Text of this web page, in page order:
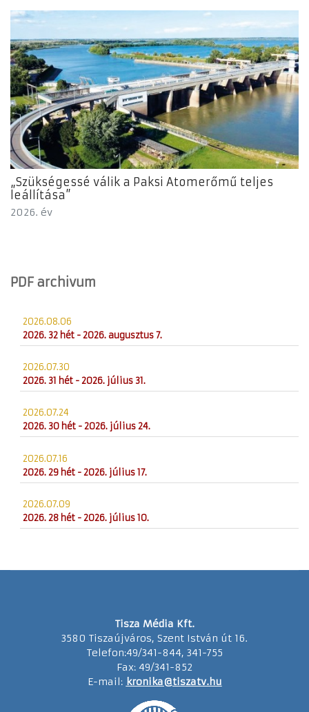
„Szükségessé válik a Paksi Atomerőmű teljes
leállítása”
2026. év
PDF archivum
2026.08.06
2026. 32 hét - 2026. augusztus 7.
2026.07.30
2026. 31 hét - 2026. július 31.
2026.07.24
2026. 30 hét - 2026. július 24.
2026.07.16
2026. 29 hét - 2026. július 17.
2026.07.09
2026. 28 hét - 2026. július 10.
Tisza Média Kft.
3580 Tiszaújváros, Szent István út 16.
Telefon:49/341-844, 341-755
Fax: 49/341-852
E-mail: kronika@tiszatv.hu